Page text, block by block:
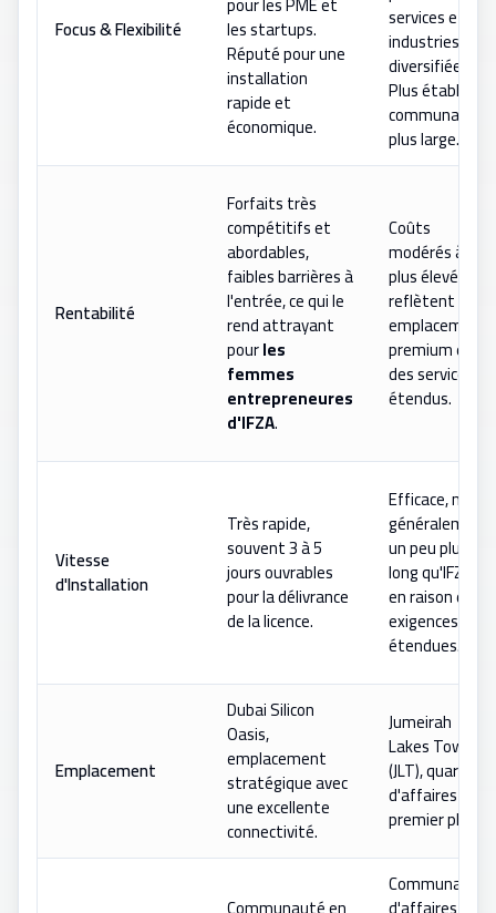
Focus & Flexibilité les startups.
Réputé pour une
installation
rapide et
économique.
services et les
industries
diversifiées.
Plus établi,
communauté
plus large.
Rentabilité
Forfaits très
compétitifs et
abordables,
faibles barrières à
l'entrée, ce qui le
rend attrayant
pourles
femmes
entrepreneures
d'IFZA.
Coûts
modérés à
plus élevés,
reflètent un
emplacement
premium et
des services
étendus.
Vitesse
d'Installation
Très rapide,
souvent 3 à 5
jours ouvrables
pour la délivrance
de la licence.
Efficace, mais
généralement
un peu plus
long qu'IFZA
en raison de
exigences plus
étendues.
Emplacement
Dubai Silicon
Oasis,
emplacement
stratégique avec
une excellente
connectivité.
Jumeirah
Lakes Towers
(JLT), quartier
d'affaires de
premier plan.
Communauté